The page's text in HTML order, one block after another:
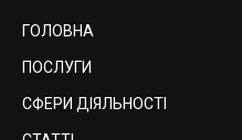
ГОЛОВНА
ПОСЛУГИ
СФЕРИ ДІЯЛЬНОСТІ